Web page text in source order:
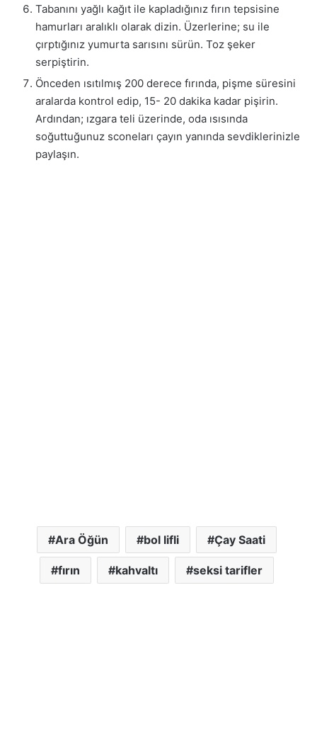
Tabanını yağlı kağıt ile kapladığınız fırın tepsisine
hamurları aralıklı olarak dizin. Üzerlerine; su ile
çırptığınız yumurta sarısını sürün. Toz şeker
serpiştirin.
Önceden ısıtılmış 200 derece fırında, pişme süresini
aralarda kontrol edip, 15- 20 dakika kadar pişirin.
Ardından; ızgara teli üzerinde, oda ısısında
soğuttuğunuz sconeları çayın yanında sevdiklerinizle
paylaşın.
Ara Öğün bol lifli Çay Saati
fırın kahvaltı seksi tarifler